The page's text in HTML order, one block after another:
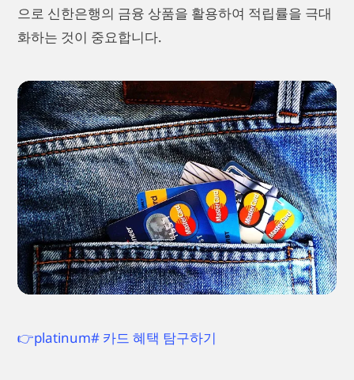
으로 신한은행의 금융 상품을 활용하여 적립률을 극대
화하는 것이 중요합니다.
👉platinum# 카드 혜택 탐구하기